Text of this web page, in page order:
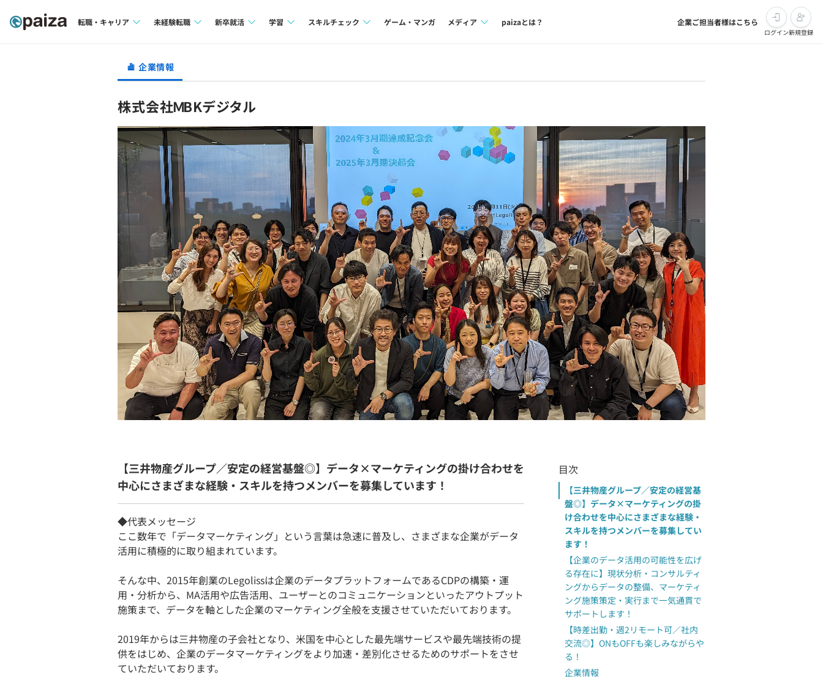
転職・キャリア
転職成功ガイド
転職エージェント
未経験転職
求人検索
転職成功ガイド
新卒就活
インターン
新卒エージェント
イベント・セミナー
就活成功ガイド
学習
ナレッジ
リファレンス
プラン
個人向けプラン
法人向けプラン
学校向けプラン
契約内容・クーポン
スキルチェック
再チャレンジ結果一覧
ゲーム・マンガ メディア paizaとは？ 企業ご担当者様はこちら
ログイン新規登録
企業情報
株式会社ＭBKデジタル
【三井物産グループ／安定の経営基盤◎】データ×マーケティングの掛け合わせを
中心にさまざまな経験・スキルを持つメンバーを募集しています！
◆代表メッセージ
ここ数年で「データマーケティング」という言葉は急速に普及し、さまざまな企業がデータ
活用に積極的に取り組まれています。
そんな中、2015年創業のLegolissは企業のデータプラットフォームであるCDPの構築・運
用・分析から、MA活用や広告活用、ユーザーとのコミュニケーションといったアウトプット
施策まで、データを軸とした企業のマーケティング全般を支援させていただいております。
2019年からは三井物産の子会社となり、米国を中心とした最先端サービスや最先端技術の提
供をはじめ、企業のデータマーケティングをより加速・差別化させるためのサポートをさせ
ていただいております。
目次
【三井物産グループ／安定の経営基
盤◎】データ×マーケティングの掛
け合わせを中心にさまざまな経験・
スキルを持つメンバーを募集してい
ます！
【企業のデータ活用の可能性を広げ
る存在に】現状分析・コンサルティ
ングからデータの整備、マーケティ
ング施策策定・実行まで一気通貫で
サポートします！
【時差出勤・週2リモート可／社内
交流◎】ONもOFFも楽しみながらや
る！
企業情報